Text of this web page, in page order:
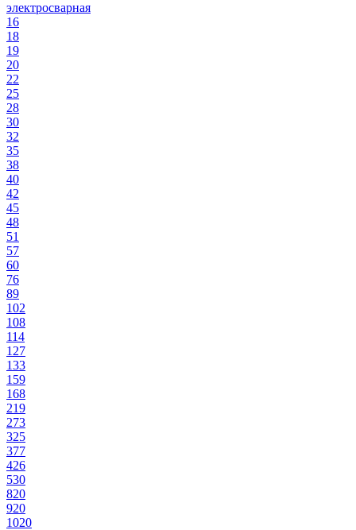
электросварная
16
18
19
20
22
25
28
30
32
35
38
40
42
45
48
51
57
60
76
89
102
108
114
127
133
159
168
219
273
325
377
426
530
820
920
1020